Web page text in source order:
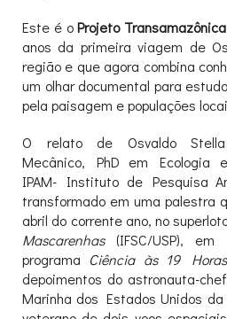
Este é oProjeto
anos da primeira viagem de
região e que agora combina
um olhar documental para
pela paisagem e populações
O relato de Osvaldo Stella
Mecânico, PhD em Ecologia
IPAM- Instituto de Pesquisa
transformado em uma palestra
abril do corrente ano, no
Mascarenhas(IFSC/USP),
programa Ciência às 19 Horas
depoimentos do astronauta-
Marinha dos Estados Unidos